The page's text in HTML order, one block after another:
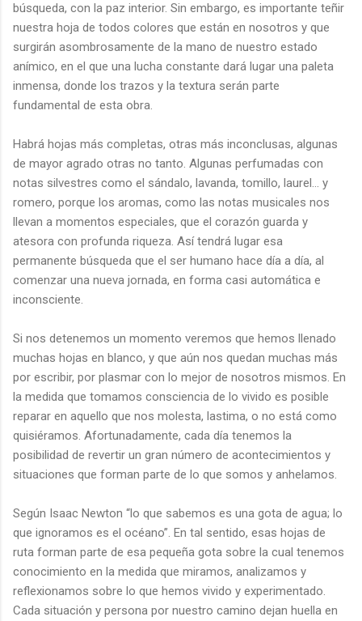
búsqueda, con la paz interior. Sin embargo, es importante teñir
nuestra hoja de todos colores que están en nosotros y que
surgirán asombrosamente de la mano de nuestro estado
anímico, en el que una lucha constante dará lugar una paleta
inmensa, donde los trazos y la textura serán parte
fundamental de esta obra.
Habrá hojas más completas, otras más inconclusas, algunas
de mayor agrado otras no tanto. Algunas perfumadas con
notas silvestres como el sándalo, lavanda, tomillo, laurel… y
romero, porque los aromas, como las notas musicales nos
llevan a momentos especiales, que el corazón guarda y
atesora con profunda riqueza. Así tendrá lugar esa
permanente búsqueda que el ser humano hace día a día, al
comenzar una nueva jornada, en forma casi automática e
inconsciente.
Si nos detenemos un momento veremos que hemos llenado
muchas hojas en blanco, y que aún nos quedan muchas más
por escribir, por plasmar con lo mejor de nosotros mismos. En
la medida que tomamos consciencia de lo vivido es posible
reparar en aquello que nos molesta, lastima, o no está como
quisiéramos. Afortunadamente, cada día tenemos la
posibilidad de revertir un gran número de acontecimientos y
situaciones que forman parte de lo que somos y anhelamos.
Según Isaac Newton “lo que sabemos es una gota de agua; lo
que ignoramos es el océano”. En tal sentido, esas hojas de
ruta forman parte de esa pequeña gota sobre la cual tenemos
conocimiento en la medida que miramos, analizamos y
reflexionamos sobre lo que hemos vivido y experimentado.
Cada situación y persona por nuestro camino dejan huella en